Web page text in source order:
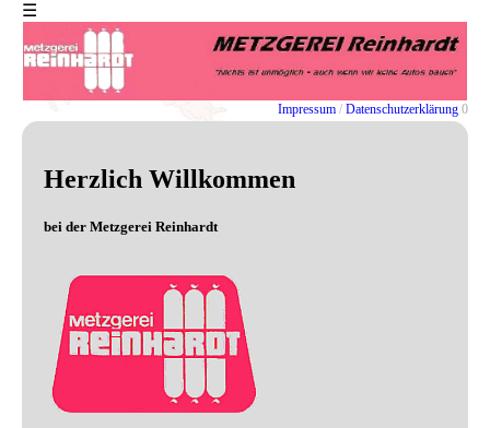
☰
Impressum / Datenschutzerklärung 0
Herzlich Willkommen
bei der Metzgerei Reinhardt
Home
Impressum